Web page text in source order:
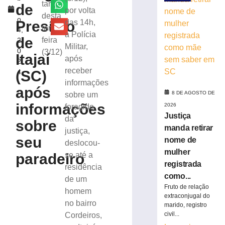
r
o
4,
2
0
2
4
de
Presídio
de
Itajaí
(SC)
após
informações
sobre
seu
paradeiro
tarde
desta
terça-
feira
(3/12)
por volta
das 14h,
a Polícia
Militar,
após
receber
informações
sobre um
foragido
da
justiça,
deslocou-
se até a
residência
de um
homem
no bairro
Cordeiros,
bancárias
após
carro
apresentar
problemas
Homem
tropeça
calçada,
pista
8 DE AGOSTO DE
2026
Justiça
manda retirar
nome de
mulher
registrada
como...
Fruto de relação
extraconjugal do
marido, registro
civil...